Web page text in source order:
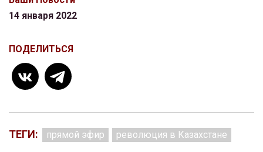
14 января 2022
ПОДЕЛИТЬСЯ
ТЕГИ: прямой эфир революция в Казахстане